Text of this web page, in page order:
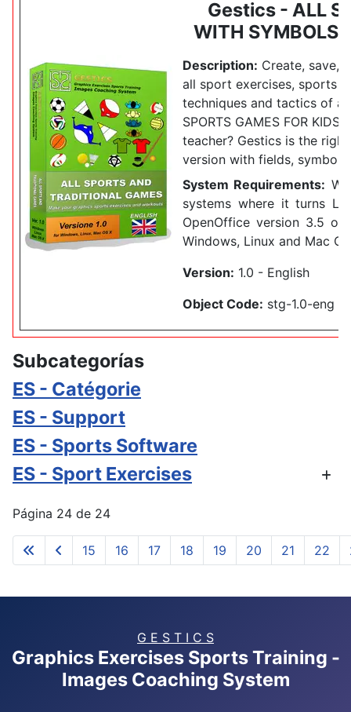
Gestics - ALL
WITH SYMBOLS
Description: Create, save,
all sport exercises, sports
techniques and tactics of
SPORTS GAMES FOR KIDS.
teacher? Gestics is the
version with fields,
System Requirements:
systems where it turns
OpenOffice version 3.5 or
Windows, Linux and Mac
Version: 1.0 - English
Object Code: stg-1.0-eng
Subcategorías
ES - Catégorie
ES - Support
ES - Sports Software
ES - Sport Exercises
Página 24 de 24
15 16 17 18 19 20 21 22
G E S T I C S
Graphics Exercises Sports Training -
Images Coaching System